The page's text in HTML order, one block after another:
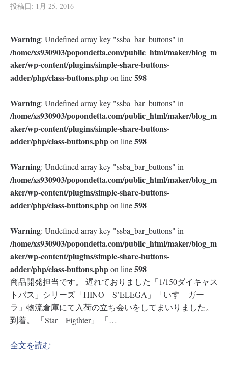
投稿日: 1月 25, 2016
Warning: Undefined array key "ssba_bar_buttons" in
/home/xs930903/popondetta.com/public_html/maker/blog_m
aker/wp-content/plugins/simple-share-buttons-
adder/php/class-buttons.phpon line598
Warning: Undefined array key "ssba_bar_buttons" in
/home/xs930903/popondetta.com/public_html/maker/blog_m
aker/wp-content/plugins/simple-share-buttons-
adder/php/class-buttons.phpon line598
Warning: Undefined array key "ssba_bar_buttons" in
/home/xs930903/popondetta.com/public_html/maker/blog_m
aker/wp-content/plugins/simple-share-buttons-
adder/php/class-buttons.phpon line598
Warning: Undefined array key "ssba_bar_buttons" in
/home/xs930903/popondetta.com/public_html/maker/blog_m
aker/wp-content/plugins/simple-share-buttons-
adder/php/class-buttons.phpon line598
商品開発担当です。 遅れておりました「1/150ダイキャス
トバス」シリーズ「HINO S’ELEGA」「いすゞガー
ラ」物流倉庫にて入荷の立ち会いをしてまいりました。
到着。 「Star Figthter」 「…
全文を読む